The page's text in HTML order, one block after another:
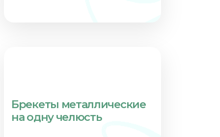
Брекеты металлические
на одну челюсть